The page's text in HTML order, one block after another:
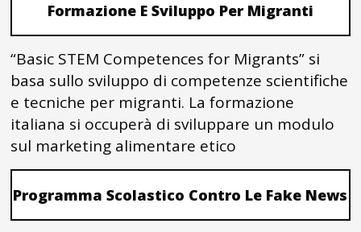
Formazione E Sviluppo Per Migranti
“Basic STEM Competences for Migrants” si
basa sullo sviluppo di competenze scientifiche
e tecniche per migranti. La formazione
italiana si occuperà di sviluppare un modulo
sul marketing alimentare etico
Programma Scolastico Contro Le Fake News